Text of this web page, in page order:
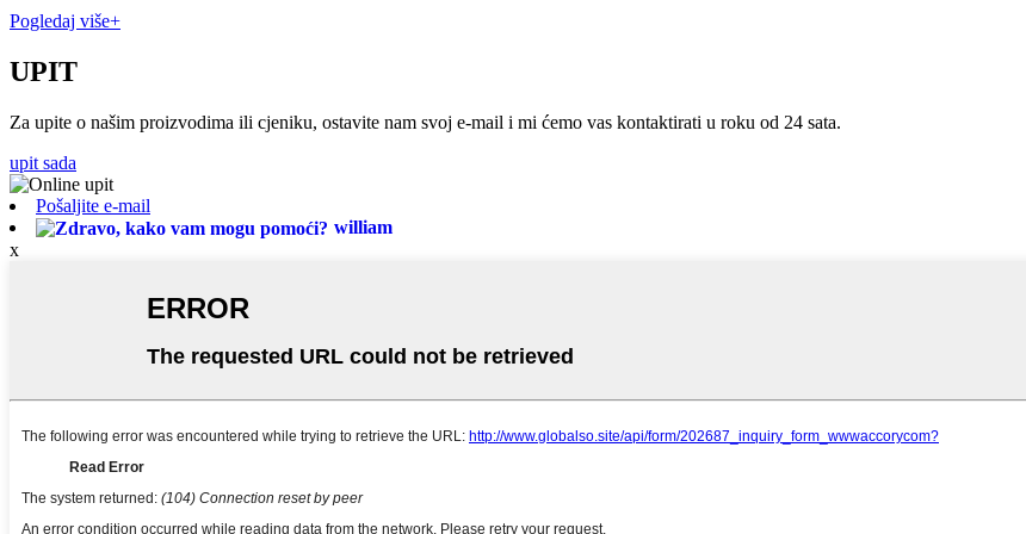
Pogledaj više+
UPIT
Za upite o našim proizvodima ili cjeniku, ostavite nam svoj e-mail i mi ćemo vas kontaktirati u roku od 24 sata.
upit sada
Pošaljite e-mail
william
x